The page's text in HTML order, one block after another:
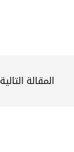
المقالة التالية